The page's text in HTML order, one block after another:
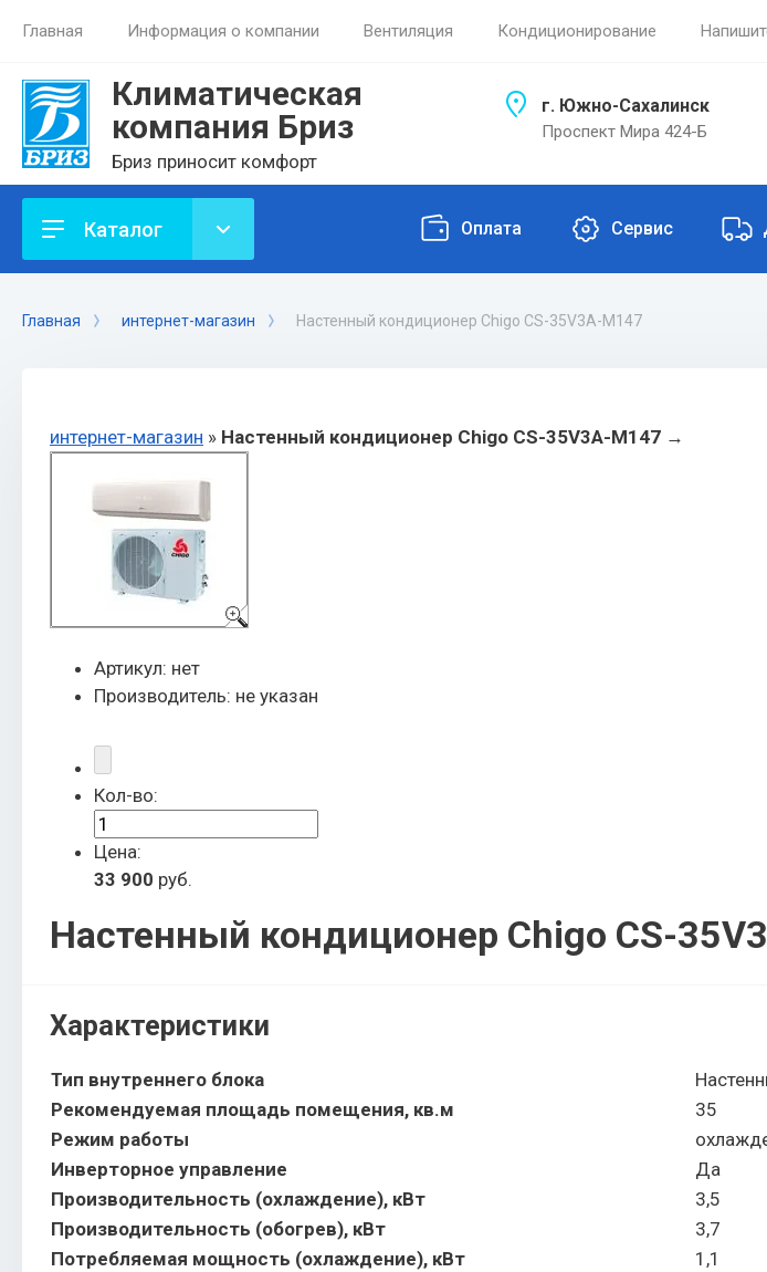
Главная Информация о компании Вентиляция Кондиционирование
Климатическая
компания Бриз
Бриз приносит комфорт
г. Южно-Сахалинск
Проспект Мира 424-Б
Каталог Оплата Сервис
Главная интернет-магазин Настенный кондиционер Chigo CS-35V3A-M147
интернет-магазин » Настенный кондиционер Chigo CS-35V3A-M147 →
Артикул: нет
Производитель: не указан
Кол-во:
Цена:
33 900 руб.
Настенный кондиционер Chigo CS-
Характеристики
Тип внутреннего блока
Рекомендуемая площадь помещения, кв.м
35
Режим работы
Инверторное управление
Да
Производительность (охлаждение), кВт
3,5
Производительность (обогрев), кВт
3,7
Потребляемая мощность (охлаждение), кВт
1,1